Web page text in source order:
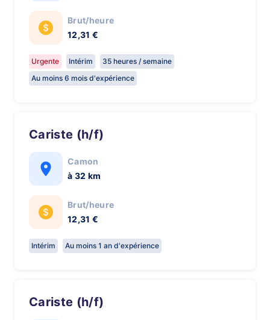
Brut/heure
12,31 €
Urgente Intérim
35 heures / semaine
Au moins 6 mois d'expérience
Cariste (h/f)
Camon
à 32 km
Brut/heure
12,31 €
Intérim Au moins 1 an d'expérience
Cariste (h/f)